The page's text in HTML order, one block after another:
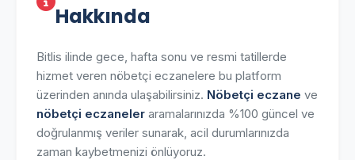
Hakkında
Bitlis ilinde gece, hafta sonu ve resmi tatillerde
hizmet veren nöbetçi eczanelere bu platform
üzerinden anında ulaşabilirsiniz. Nöbetçi eczane ve
nöbetçi eczaneler aramalarınızda %100 güncel ve
doğrulanmış veriler sunarak, acil durumlarınızda
zaman kaybetmenizi önlüyoruz.